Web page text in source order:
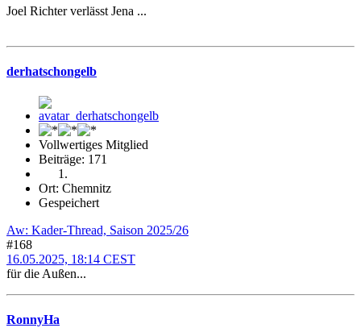
Joel Richter verlässt Jena ...
derhatschongelb
Vollwertiges Mitglied
Beiträge: 171
Ort: Chemnitz
Gespeichert
Aw: Kader-Thread, Saison 2025/26
#168
16.05.2025, 18:14 CEST
für die Außen...
RonnyHa